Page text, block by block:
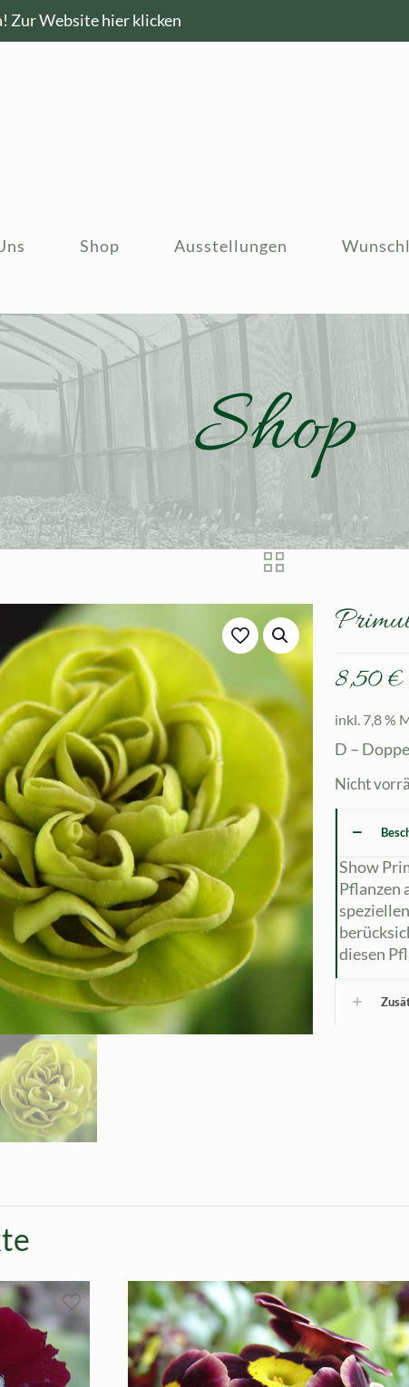
Zur Website hier klicken
Shop Ausstellungen
Shop
8,50€
inkl. 7,8 %
D –
Nicht
Show
Pflanzen
diesen